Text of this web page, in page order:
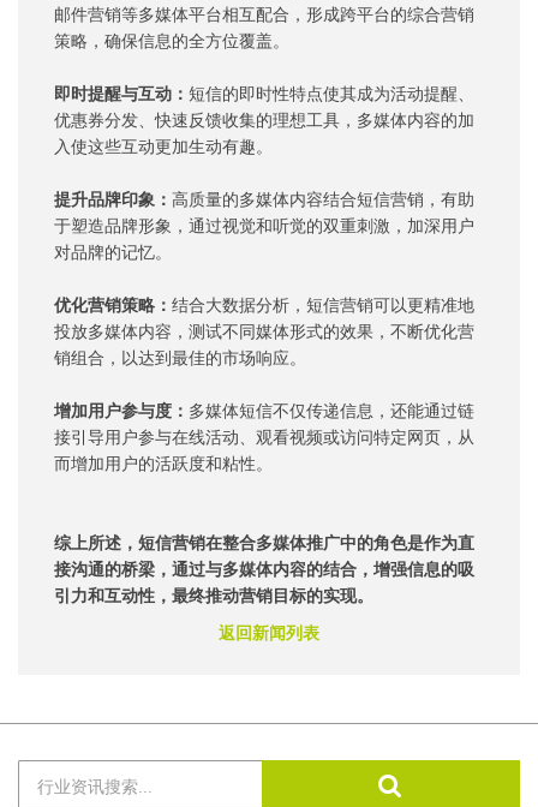
邮件营销等多媒体平台相互配合，形成跨平台的综合营销
策略，确保信息的全方位覆盖。
即时提醒与互动： 短信的即时性特点使其成为活动提醒、
优惠券分发、快速反馈收集的理想工具，多媒体内容的加
入使这些互动更加生动有趣。
提升品牌印象： 高质量的多媒体内容结合短信营销，有助
于塑造品牌形象，通过视觉和听觉的双重刺激，加深用户
对品牌的记忆。
优化营销策略： 结合大数据分析，短信营销可以更精准地
投放多媒体内容，测试不同媒体形式的效果，不断优化营
销组合，以达到最佳的市场响应。
增加用户参与度： 多媒体短信不仅传递信息，还能通过链
接引导用户参与在线活动、观看视频或访问特定网页，从
而增加用户的活跃度和粘性。
综上所述，短信营销在整合多媒体推广中的角色是作为直
接沟通的桥梁，通过与多媒体内容的结合，增强信息的吸
引力和互动性，最终推动营销目标的实现。
返回新闻列表
Search
for: